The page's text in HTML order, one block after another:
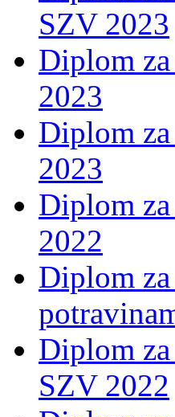
SZV 2023
Diplom
2023
Diplom
2023
Diplom
2022
Diplom
Diplom
SZV 2022